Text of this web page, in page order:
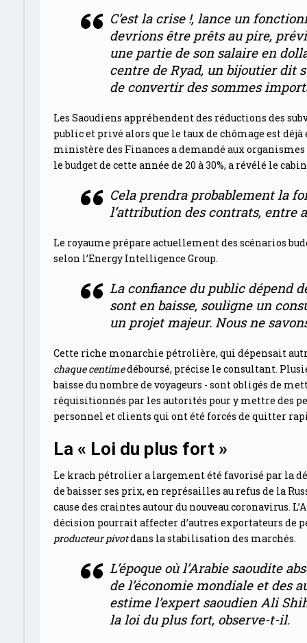
C’est la crise !, lance un
devrions être prêts au pire,
une partie de son salaire en
centre de Ryad, un bijoutier dit
de convertirdes sommes
Les Saoudiens appréhendent des réductions des
public et privé alors que le taux de chômage est déjà
ministère des Finances a demandé aux
le budget de cette année de 20 à 30%, a révélé le
Cela prendra probablement la
l’attribution des contrats, entre
Le royaume prépare actuellement des scénarios
selon l’Energy Intelligence Group.
La confiance du public dépend
sont en baisse, souligne un
un projet majeur.Nous ne
Cette riche monarchie pétrolière, qui dépensait
chaque centimedéboursé, précise le consultant.
baisse du nombre de voyageurs - sont obligés de
réquisitionnés par les autorités pour y mettre des
personnel et clients qui ont été forcés de quitter
La « Loi du plus fort »
Le krach pétrolier a largement été favorisé par la
de baisser ses prix, en représailles au refus de la
cause des craintes autour du nouveau coronavirus.
décision pourrait affecter d’autres exportateurs de
producteur pivotdans la stabilisation des marchés.
L’époque où l’Arabie saoudite
de l’économie mondiale et des
estime l’expert saoudien Ali
la loi du plus fort, observe-t-il.